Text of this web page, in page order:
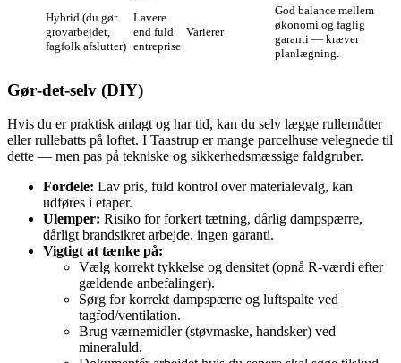
Hybrid (du gør
grovarbejdet,
fagfolk afslutter)
Lavere
end fuld
entreprise
Varierer
God balance mellem
økonomi og faglig
garanti — kræver
planlægning.
Gør‑det‑selv (DIY)
Hvis du er praktisk anlagt og har tid, kan du selv lægge rullemåtter
eller rullebatts på loftet. I Taastrup er mange parcelhuse velegnede til
dette — men pas på tekniske og sikkerhedsmæssige faldgruber.
Fordele: Lav pris, fuld kontrol over materialevalg, kan
udføres i etaper.
Ulemper: Risiko for forkert tætning, dårlig dampspærre,
dårligt brandsikret arbejde, ingen garanti.
Vigtigt at tænke på:
Vælg korrekt tykkelse og densitet (opnå R‑værdi efter
gældende anbefalinger).
Sørg for korrekt dampspærre og luftspalte ved
tagfod/ventilation.
Brug værnemidler (støvmaske, handsker) ved
mineraluld.